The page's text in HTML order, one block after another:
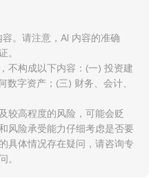
。请注意，AI 内容的准确
。
不构成以下内容：(一) 投资建
数字资产；(三) 财务、会计、
较高程度的风险，可能会贬
风险承受能力仔细考虑是否要
具体情况存在疑问，请咨询专
。